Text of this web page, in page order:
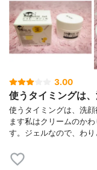
3.00
使うタイミングは
使うタイミングは、洗
ます私はクリームのか
す。ジェルなので、わ